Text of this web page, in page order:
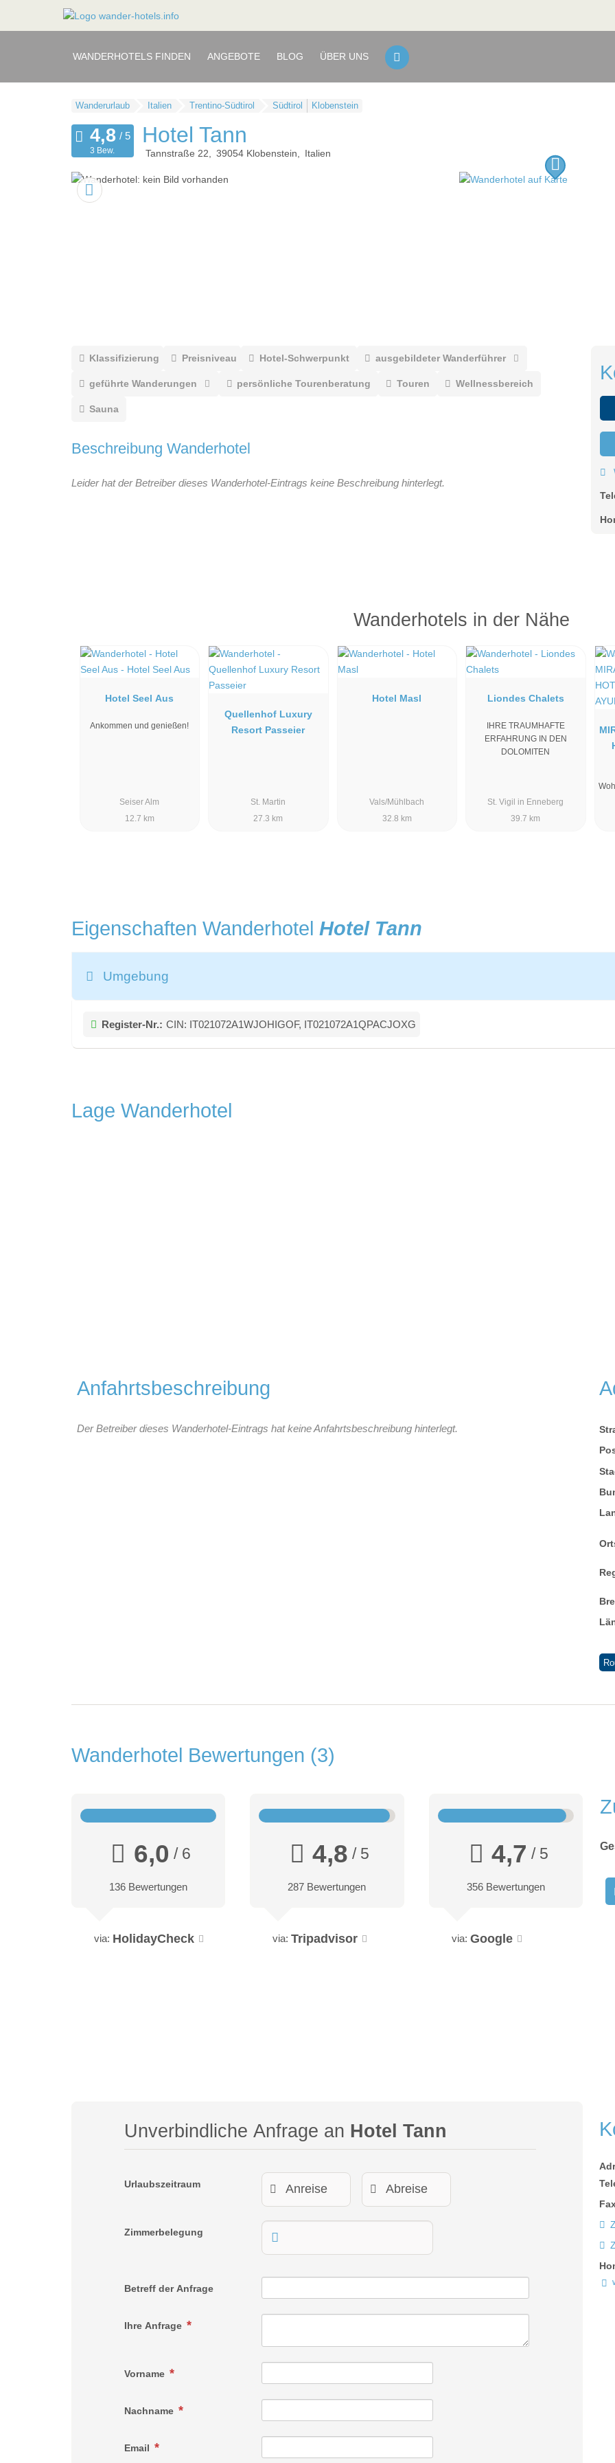
WANDERHOTELS FINDEN ANGEBOTE BLOG ÜBER UNS
Wanderurlaub Italien Trentino-Südtirol Südtirol Klobenstein
Hotel Tann
Tannstraße 22 39054 Klobenstein Italien
3 Bew.
Klassifizierung Preisniveau Hotel-Schwerpunkt ausgebildeter Wanderführer
geführte Wanderungen persönliche Tourenberatung Touren Wellnessbereich
Sauna
Beschreibung Wanderhotel
Leider hat der Betreiber dieses Wanderhotel-Eintrags keine Beschreibung hinterlegt.
Wanderhotels in der Nähe
Hotel Seel Aus
Ankommen und genießen!
Seiser Alm
12.7 km
Quellenhof Luxury
Resort Passeier
St. Martin
27.3 km
Hotel Masl
Vals/Mühlbach
32.8 km
Liondes Chalets
IHRE TRAUMHAFTE
ERFAHRUNG IN DEN
DOLOMITEN
St. Vigil in Enneberg
39.7 km
Eigenschaften Wanderhotel Hotel Tann
Umgebung
Register-Nr.: CIN: IT021072A1WJOHIGOF, IT021072A1QPACJOXG
Lage Wanderhotel
Anfahrtsbeschreibung
Der Betreiber dieses Wanderhotel-Eintrags hat keine Anfahrtsbeschreibung hinterlegt.
Wanderhotel Bewertungen 3
6,0 / 6
136 Bewertungen
via: HolidayCheck
4,8 / 5
287 Bewertungen
via: Tripadvisor
4,7 / 5
356 Bewertungen
via: Google
Unverbindliche Anfrage an Hotel Tann
Urlaubszeitraum
Zimmerbelegung
Betreff der Anfrage
Ihre Anfrage
Vorname
Nachname
Email